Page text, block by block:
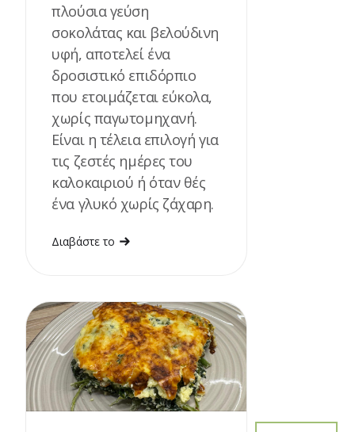
πλούσια γεύση
σοκολάτας και βελούδινη
υφή, αποτελεί ένα
δροσιστικό επιδόρπιο
που ετοιμάζεται εύκολα,
χωρίς παγωτομηχανή.
Είναι η τέλεια επιλογή για
τις ζεστές ημέρες του
καλοκαιριού ή όταν θές
ένα γλυκό χωρίς ζάχαρη.
Διαβάστε το